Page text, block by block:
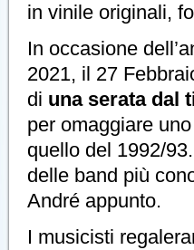
in vinile originali,
In occasione
2021, il 27
di una serata dal
per omaggiare
quello del 1992/
delle band più
André appunto.
I musicisti